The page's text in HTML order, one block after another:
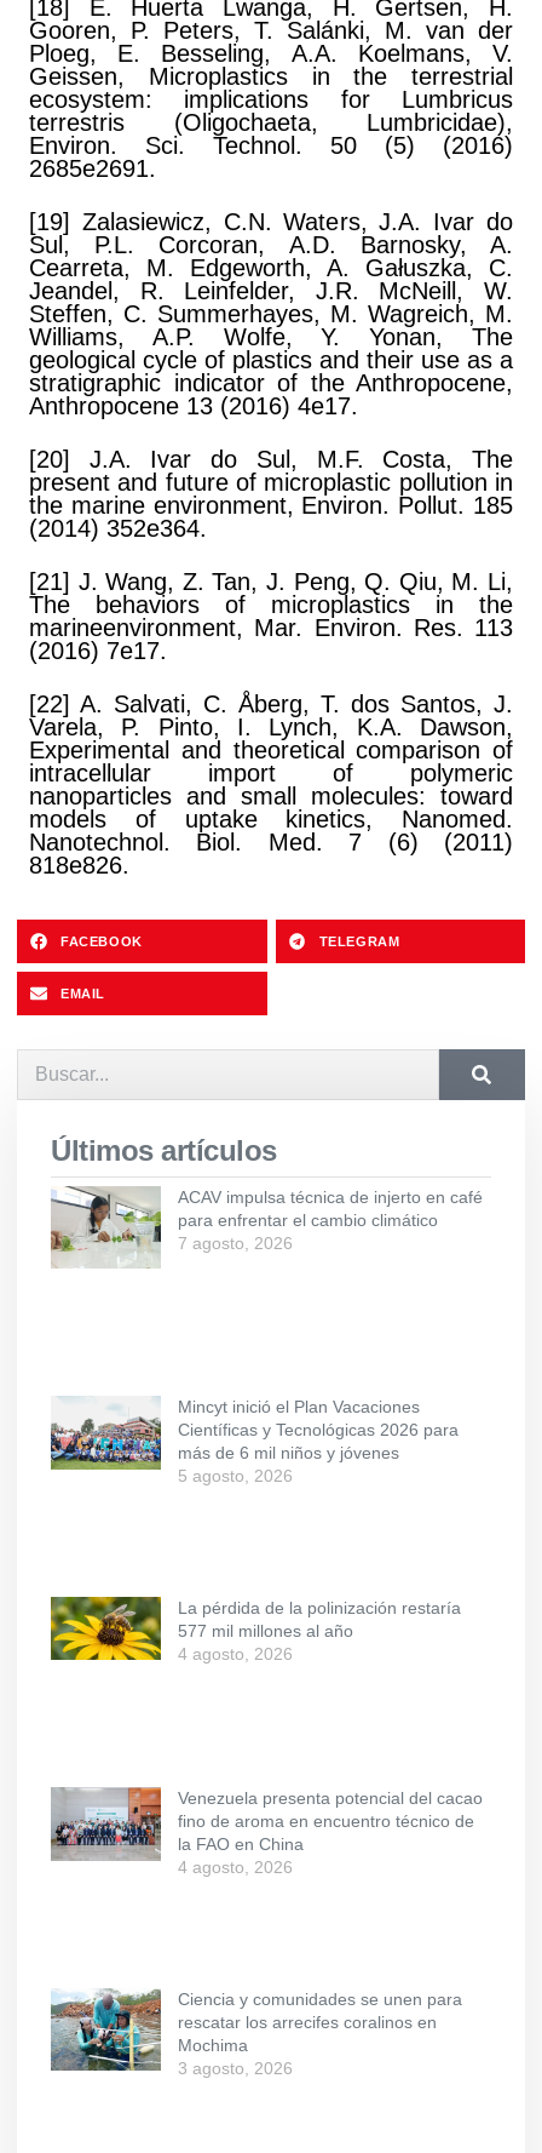
[18] E. Huerta Lwanga, H. Gertsen, H.
Gooren, P. Peters, T. Salánki, M. van der
Ploeg, E. Besseling, A.A. Koelmans, V.
Geissen, Microplastics in the terrestrial
ecosystem: implications for Lumbricus
terrestris (Oligochaeta, Lumbricidae),
Environ. Sci. Technol. 50 (5) (2016)
2685e2691.
[19] Zalasiewicz, C.N. Waters, J.A. Ivar do
Sul, P.L. Corcoran, A.D. Barnosky, A.
Cearreta, M. Edgeworth, A. Gałuszka, C.
Jeandel, R. Leinfelder, J.R. McNeill, W.
Steffen, C. Summerhayes, M. Wagreich, M.
Williams, A.P. Wolfe, Y. Yonan, The
geological cycle of plastics and their use as a
stratigraphic indicator of the Anthropocene,
Anthropocene 13 (2016) 4e17.
[20] J.A. Ivar do Sul, M.F. Costa, The
present and future of microplastic pollution in
the marine environment, Environ. Pollut. 185
(2014) 352e364.
[21] J. Wang, Z. Tan, J. Peng, Q. Qiu, M. Li,
The behaviors of microplastics in the
marineenvironment, Mar. Environ. Res. 113
(2016) 7e17.
[22] A. Salvati, C. Åberg, T. dos Santos, J.
Varela, P. Pinto, I. Lynch, K.A. Dawson,
Experimental and theoretical comparison of
intracellular import of polymeric
nanoparticles and small molecules: toward
models of uptake kinetics, Nanomed.
Nanotechnol. Biol. Med. 7 (6) (2011)
818e826.
FACEBOOK TELEGRAM
EMAIL
Últimos artículos
ACAV impulsa técnica de injerto en café
para enfrentar el cambio climático
7 agosto, 2026
Mincyt inició el Plan Vacaciones
Científicas y Tecnológicas 2026 para
más de 6 mil niños y jóvenes
5 agosto, 2026
La pérdida de la polinización restaría
577 mil millones al año
4 agosto, 2026
Venezuela presenta potencial del cacao
fino de aroma en encuentro técnico de
la FAO en China
4 agosto, 2026
Ciencia y comunidades se unen para
rescatar los arrecifes coralinos en
Mochima
3 agosto, 2026